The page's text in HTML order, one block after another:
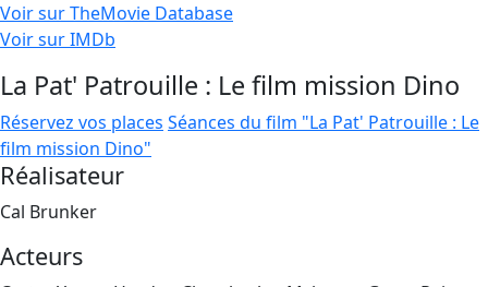
Voir sur TheMovie Database
Voir sur IMDb
La Pat' Patrouille : Le film mission Dino
Réservez vos places Séances du film "La Pat' Patrouille : Le
film mission Dino"
Réalisateur
Cal Brunker
Acteurs